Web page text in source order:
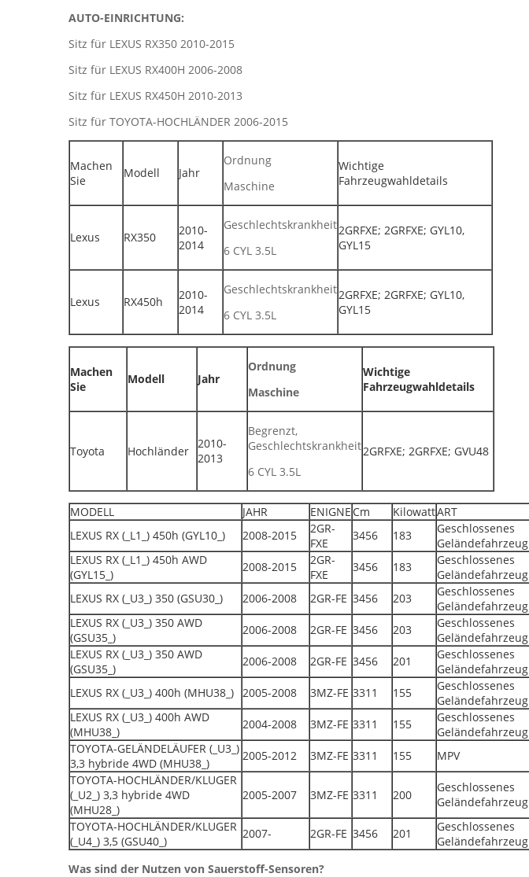
AUTO-EINRICHTUNG:
Sitz für LEXUS RX350 2010-2015
Sitz für LEXUS RX400H 2006-2008
Sitz für LEXUS RX450H 2010-2013
Sitz für TOYOTA-HOCHLÄNDER 2006-2015
Machen
Sie
Modell Jahr
Ordnung
Maschine
Wichtige
Fahrzeugwahldetails
Lexus RX350
2010-
2014
Geschlechtskrankheit
6 CYL 3.5L
2GRFXE; 2GRFXE; GYL10,
GYL15
Lexus RX450h
2010-
2014
Geschlechtskrankheit
6 CYL 3.5L
2GRFXE; 2GRFXE; GYL10,
GYL15
Machen
Sie
Modell Jahr
Ordnung
Maschine
Wichtige
Fahrzeugwahldetails
Toyota Hochländer
2010-
2013
Begrenzt,
Geschlechtskrankheit
6 CYL 3.5L
2GRFXE; 2GRFXE; GVU48
MODELL JAHR ENIGNE Cm KilowattART
LEXUS RX (_L1_) 450h (GYL10_)
2008-2015
2GR-
FXE
3456 183
Geschlossenes
Geländefahrzeug
LEXUS RX (_L1_) 450h AWD
(GYL15_)
2008-2015
2GR-
FXE
3456 183
Geschlossenes
Geländefahrzeug
LEXUS RX (_U3_) 350 (GSU30_)
2006-2008 2GR-FE 3456 203
Geschlossenes
Geländefahrzeug
LEXUS RX (_U3_) 350 AWD
(GSU35_)
2006-2008 2GR-FE 3456 203
Geschlossenes
Geländefahrzeug
LEXUS RX (_U3_) 350 AWD
(GSU35_)
2006-2008 2GR-FE 3456 201
Geschlossenes
Geländefahrzeug
LEXUS RX (_U3_) 400h (MHU38_) 2005-2008 3MZ-FE 3311 155
Geschlossenes
Geländefahrzeug
LEXUS RX (_U3_) 400h AWD
(MHU38_)
2004-2008 3MZ-FE 3311 155
Geschlossenes
Geländefahrzeug
TOYOTA-GELÄNDELÄUFER (_U3_)
3,3 hybride 4WD (MHU38_)
2005-2012 3MZ-FE 3311 155
MPV
TOYOTA-HOCHLÄNDER/KLUGER
(_U2_) 3,3 hybride 4WD
(MHU28_)
2005-2007 3MZ-FE 3311 200
Geschlossenes
Geländefahrzeug
TOYOTA-HOCHLÄNDER/KLUGER
(_U4_) 3,5 (GSU40_)
2007- 2GR-FE 3456 201
Geschlossenes
Geländefahrzeug
Was sind der Nutzen von Sauerstoff-Sensoren?